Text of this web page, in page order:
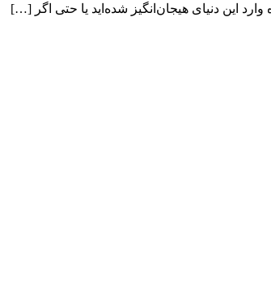
این دنیای هیجان‌انگیز شده‌اید یا حتی اگر […]